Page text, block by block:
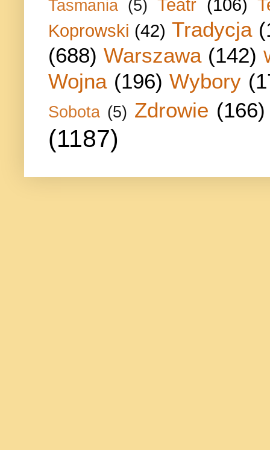
Tasmania (5) Teatr (106)
Koprowski (42) Tradycja
(688) Warszawa (142)
Wojna (196) Wybory
Sobota (5) Zdrowie (166)
(1187)